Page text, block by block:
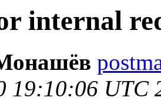
internal
19:10:06 UTC